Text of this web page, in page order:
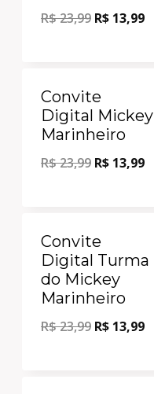
R$23,99 R$ 13,99
Convite
Digital Mickey
Marinheiro
R$23,99 R$ 13,99
Convite
Digital Turma
do Mickey
Marinheiro
R$23,99 R$ 13,99